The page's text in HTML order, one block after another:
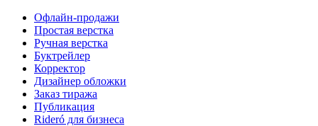
Офлайн-продажи
Простая верстка
Ручная верстка
Буктрейлер
Корректор
Дизайнер обложки
Заказ тиража
Публикация
Rideró для бизнеса